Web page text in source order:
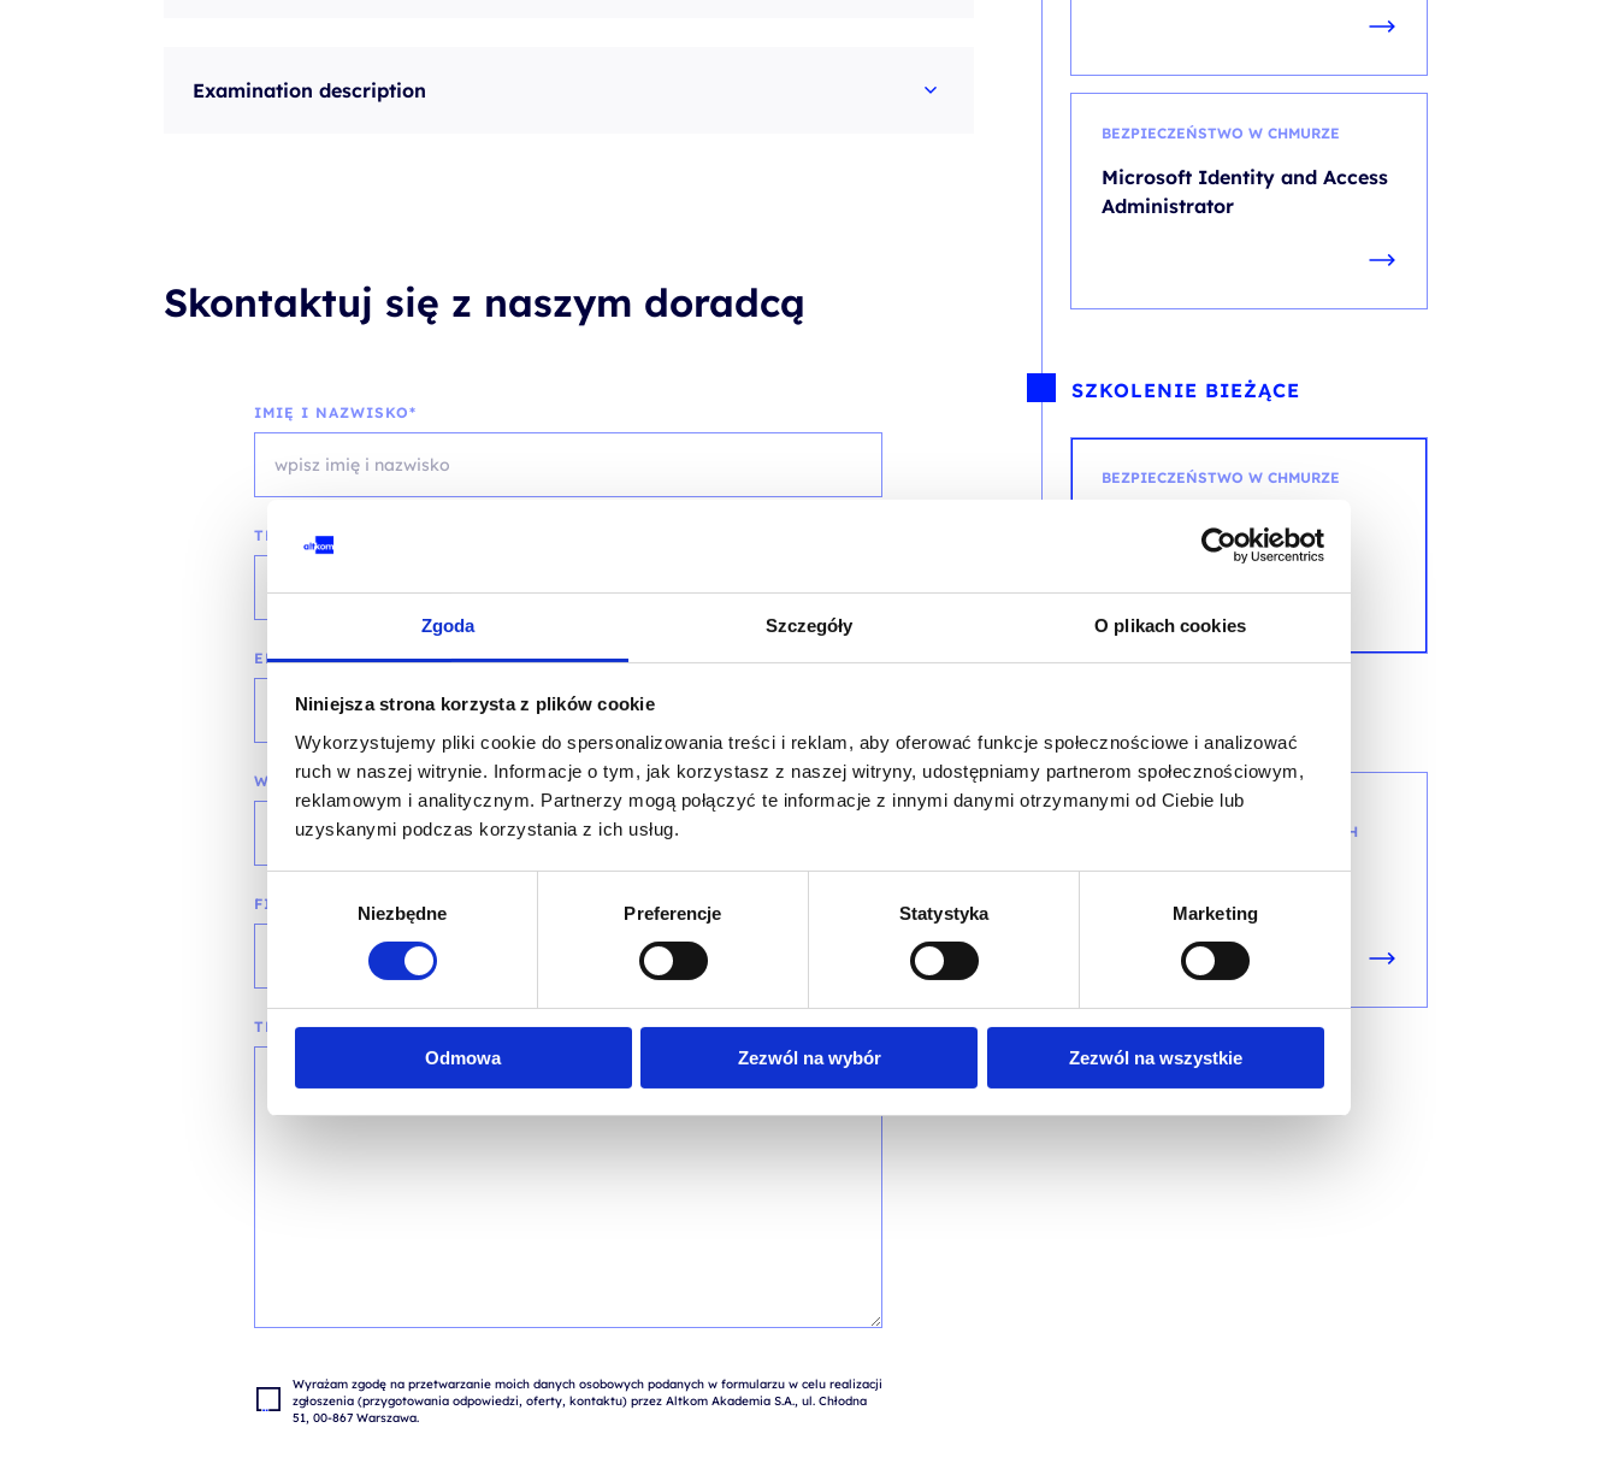
Zgoda Szczegóły O plikach cookies
Niniejsza strona korzysta z plików cookie
Wykorzystujemy pliki cookie do spersonalizowania treści i reklam, aby oferować funkcje społecznościowe i analizować
ruch w naszej witrynie. Informacje o tym, jak korzystasz z naszej witryny, udostępniamy partnerom społecznościowym,
reklamowym i analitycznym. Partnerzy mogą połączyć te informacje z innymi danymi otrzymanymi od Ciebie lub
uzyskanymi podczas korzystania z ich usług.
zgody
Niezbędne Preferencje Statystyka Marketing
Odmowa Zezwól na wybór Zezwól na wszystkie
Examination description
Skontaktuj się z naszym doradcą
IMIĘ I NAZWISKO*
TELEFON KONTAKTOWY*
EMAIL*
WOJEWÓDZTWO*
wybierz województwo
FIRMA
TREŚĆ WIADOMOŚCI*
Wyrażam zgodę na przetwarzanie moich danych osobowych podanych w formularzu w celu realizacji
zgłoszenia (przygotowania odpowiedzi, oferty, kontaktu) przez Altkom Akademia S.A., ul. Chłodna
BEZPIECZEŃSTWO W CHMURZE
Microsoft Identity and Access
Administrator
SZKOLENIE BIEŻĄCE
BEZPIECZEŃSTWO W CHMURZE
Microsoft Cybersecurity
BEZPIECZEŃSTWO SYSTEMÓW
OPERACYJNYCH I SERWEROWYCH
Securing Windows Server